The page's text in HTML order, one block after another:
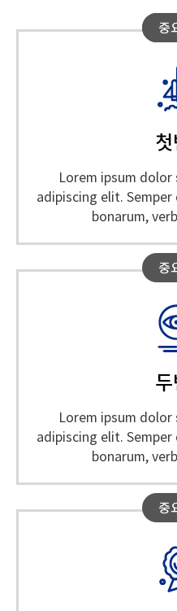
중
중
Lorem ipsum
adipiscing elit.
bonarum,
중
Lorem ipsum
adipiscing elit.
bonarum,
중